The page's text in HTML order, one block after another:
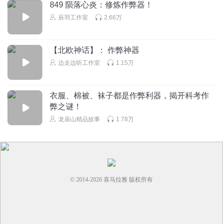
849 陨落心炎：修炼作弊器！
辰羽工作室 2.66万
【北欧神话】： 作弊神器
边走边听工作室 1.15万
衣服、棉被、袜子都是作弊利器，揭开科考作
弊之谜！
龙庙山精品故事 1.78万
© 2014-2026 喜马拉雅 版权所有